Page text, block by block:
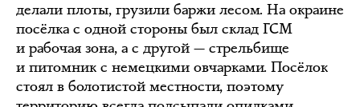
делали плоты, грузили баржи лесом. На окраине
посёлка с одной стороны был склад ГСМ
и рабочая зона, а с другой — стрельбище
и питомник с немецкими овчарками. Посёлок
стоял в болотистой местности, поэтому